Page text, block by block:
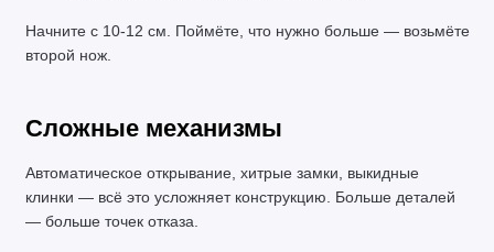
Начните с 10-12 см. Поймёте, что нужно больше — возьмёте
второй нож.
Сложные механизмы
Автоматическое открывание, хитрые замки, выкидные
клинки — всё это усложняет конструкцию. Больше деталей
— больше точек отказа.